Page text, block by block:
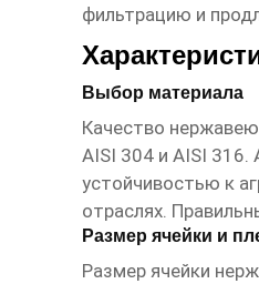
фильтрацию и
Выбор материала
Качество
AISI 304 и AISI
устойчивостью к
отраслях.
Размер ячейки и
Размер ячейки